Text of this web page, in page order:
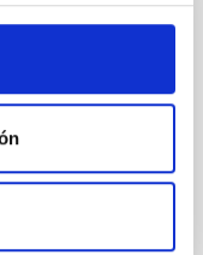
falla el libro
por el Instituto